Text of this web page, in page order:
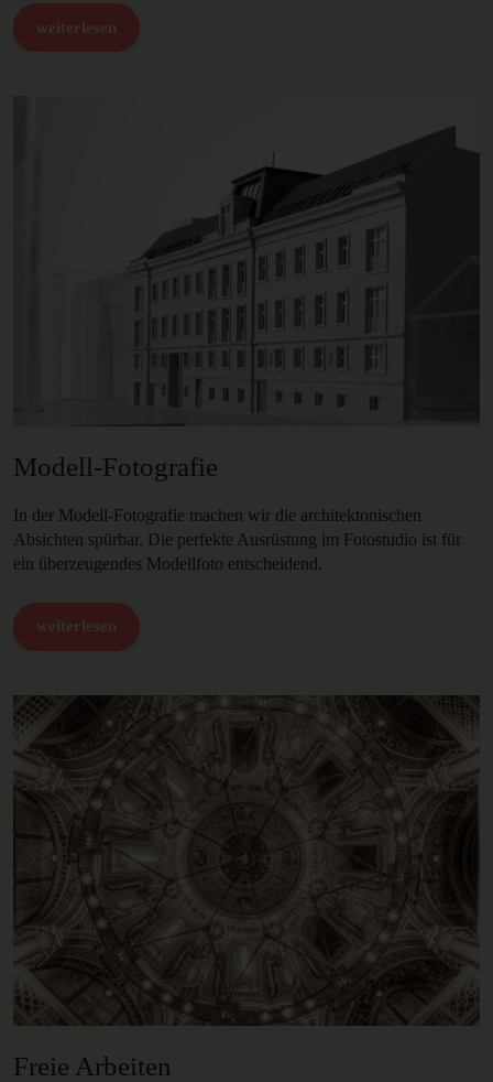
weiterlesen
Modell-Fotografie
In der Modell-Fotografie machen wir die architektonischen
Absichten spürbar. Die perfekte Ausrüstung im Fotostudio ist für
ein überzeugendes Modellfoto entscheidend.
weiterlesen
Freie Arbeiten